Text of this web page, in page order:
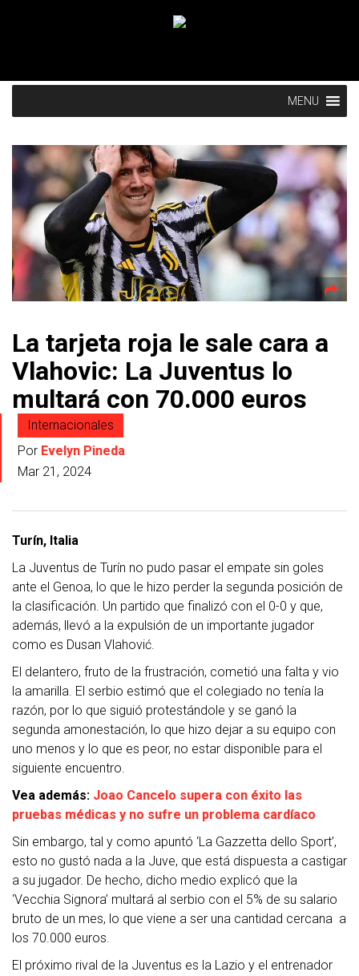
MENU
La tarjeta roja le sale cara a
Vlahovic: La Juventus lo
multará con 70.000 euros
Internacionales
Por Evelyn Pineda
Mar 21, 2024
Turín, Italia
La Juventus de Turín no pudo pasar el empate sin goles
ante el Genoa, lo que le hizo perder la segunda posición de
la clasificación. Un partido que finalizó con el 0-0 y que,
además, llevó a la expulsión de un importante jugador
como es Dusan Vlahović.
El delantero, fruto de la frustración, cometió una falta y vio
la amarilla. El serbio estimó que el colegiado no tenía la
razón, por lo que siguió protestándole y se ganó la
segunda amonestación, lo que hizo dejar a su equipo con
uno menos y lo que es peor, no estar disponible para el
siguiente encuentro.
Vea además: Joao Cancelo supera con éxito las
pruebas médicas y no sufre un problema cardíaco
Sin embargo, tal y como apuntó ‘La Gazzetta dello Sport’,
esto no gustó nada a la Juve, que está dispuesta a castigar
a su jugador. De hecho, dicho medio explicó que la
‘Vecchia Signora’ multará al serbio con el 5% de su salario
bruto de un mes, lo que viene a ser una cantidad cercana a
los 70.000 euros.
El próximo rival de la Juventus es la Lazio y el entrenador